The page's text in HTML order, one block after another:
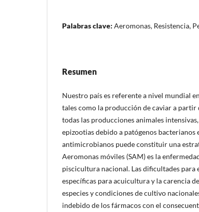
Palabras clave: Aeromonas, Resistencia,
Resumen
Nuestro país es referente a nivel mundial
tales como la producción de caviar a partir
todas las producciones animales
epizootias debido a patógenos bacterianos
antimicrobianos puede constituir una
Aeromonas móviles (SAM) es la
piscicultura nacional. Las dificultades para
específicas para acuicultura y la carencia
especies y condiciones de cultivo
indebido de los fármacos con el